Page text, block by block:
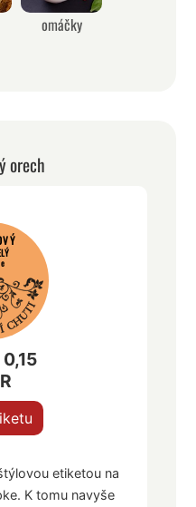
omáčky
orech
etiketou na
K tomu navyše